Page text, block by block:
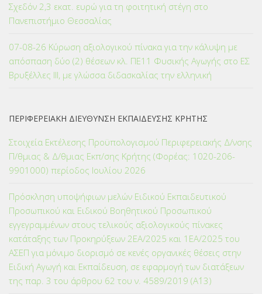
Σχεδόν 2,3 εκατ. ευρώ για τη φοιτητική στέγη στο
Πανεπιστήμιο Θεσσαλίας
07-08-26 Κύρωση αξιολογικού πίνακα για την κάλυψη με
απόσπαση δύο (2) θέσεων κλ. ΠΕ11 Φυσικής Αγωγής στο ΕΣ
Βρυξέλλες ΙΙΙ, με γλώσσα διδασκαλίας την ελληνική
ΠΕΡΙΦΕΡΕΙΑΚΗ ΔΙΕΥΘΥΝΣΗ ΕΚΠΑΙΔΕΥΣΗΣ ΚΡΗΤΗΣ
Στοιχεία Εκτέλεσης Προϋπολογισμού Περιφερειακής Δ/νσης
Π/θμιας & Δ/θμιας Εκπ/σης Κρήτης (Φορέας: 1020-206-
9901000) περίοδος Ιουλίου 2026
Πρόσκληση υποψήφιων μελών Ειδικού Εκπαιδευτικού
Προσωπικού και Ειδικού Βοηθητικού Προσωπικού
εγγεγραμμένων στους τελικούς αξιολογικούς πίνακες
κατάταξης των Προκηρύξεων 2ΕΑ/2025 και 1ΕΑ/2025 του
ΑΣΕΠ για μόνιμο διορισμό σε κενές οργανικές θέσεις στην
Ειδική Αγωγή και Εκπαίδευση, σε εφαρμογή των διατάξεων
της παρ. 3 του άρθρου 62 του ν. 4589/2019 (Α΄13)